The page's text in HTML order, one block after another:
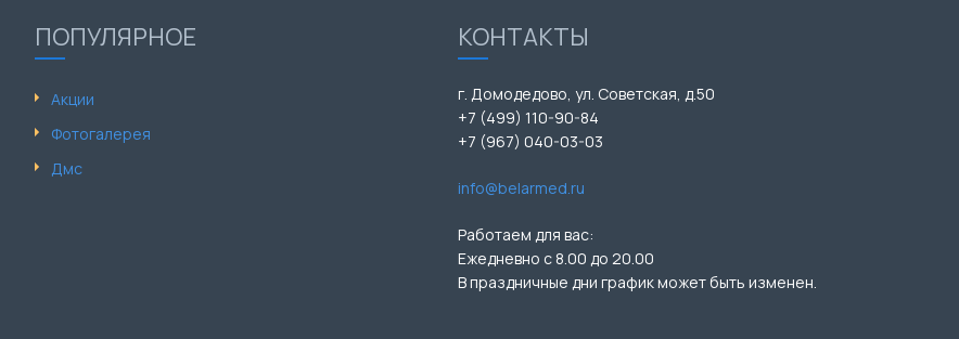
ПОПУЛЯРНОЕ
Акции
Фотогалерея
Дмс
КОНТАКТЫ
г. Домодедово, ул. Советская, д.50
+7 (499) 110-90-84
+7 (967) 040-03-03
info@belarmed.ru
Работаем для вас:
Ежедневно с 8.00 до 20.00
В праздничные дни график может быть изменен.